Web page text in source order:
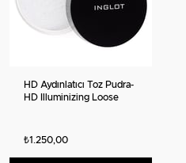
HD Aydınlatıcı Toz Pudra-
HD Illuminizing Loose
₺1.250,00